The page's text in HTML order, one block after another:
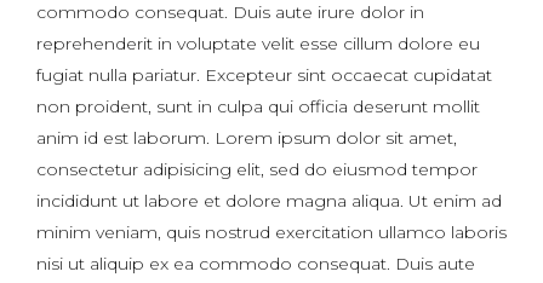
commodo consequat. Duis aute irure dolor in
reprehenderit in voluptate velit esse cillum dolore eu
fugiat nulla pariatur. Excepteur sint occaecat cupidatat
non proident, sunt in culpa qui officia deserunt mollit
anim id est laborum. Lorem ipsum dolor sit amet,
consectetur adipisicing elit, sed do eiusmod tempor
incididunt ut labore et dolore magna aliqua. Ut enim ad
minim veniam, quis nostrud exercitation ullamco laboris
nisi ut aliquip ex ea commodo consequat. Duis aute